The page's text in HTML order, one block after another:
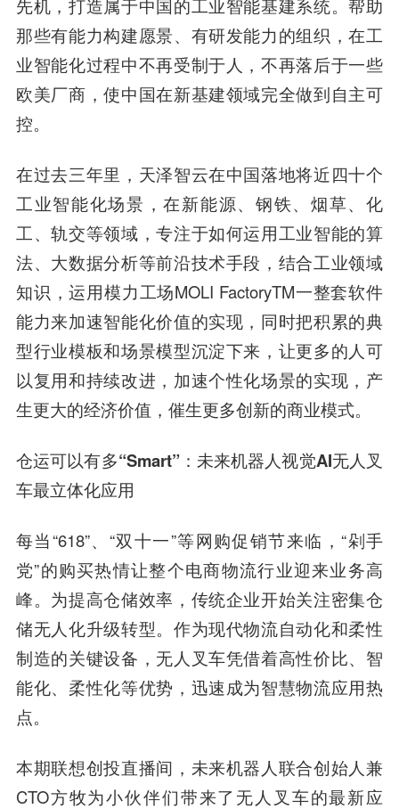
先机，打造属于中国的工业智能基建系统。帮助
那些有能力构建愿景、有研发能力的组织，在工
业智能化过程中不再受制于人，不再落后于一些
欧美厂商，使中国在新基建领域完全做到自主可
控。
在过去三年里，天泽智云在中国落地将近四十个
工业智能化场景，在新能源、钢铁、烟草、化
工、轨交等领域，专注于如何运用工业智能的算
法、大数据分析等前沿技术手段，结合工业领域
知识，运用模力工场MOLI FactoryTM一整套软件
能力来加速智能化价值的实现，同时把积累的典
型行业模板和场景模型沉淀下来，让更多的人可
以复用和持续改进，加速个性化场景的实现，产
生更大的经济价值，催生更多创新的商业模式。
仓运可以有多“Smart”：未来机器人视觉AI无人叉
车最立体化应用
每当“618”、“双十一”等网购促销节来临，“剁手
党”的购买热情让整个电商物流行业迎来业务高
峰。为提高仓储效率，传统企业开始关注密集仓
储无人化升级转型。作为现代物流自动化和柔性
制造的关键设备，无人叉车凭借着高性价比、智
能化、柔性化等优势，迅速成为智慧物流应用热
点。
本期联想创投直播间，未来机器人联合创始人兼
CTO方牧为小伙伴们带来了无人叉车的最新应